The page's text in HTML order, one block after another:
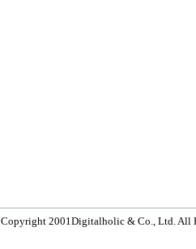
Copyright 2001Digitalholic & Co., Ltd. All